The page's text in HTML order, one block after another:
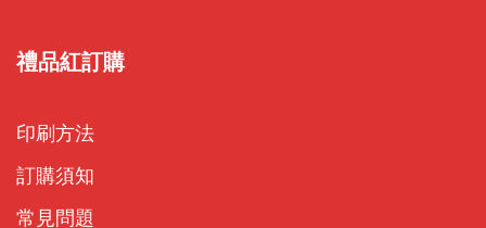
禮品紅訂購
印刷方法
訂購須知
常見問題